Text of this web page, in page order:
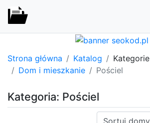
Strona główna Katalog
Kategorie
Dom i mieszkanie
Pościel
Kategoria: Pościel
Sortuj: